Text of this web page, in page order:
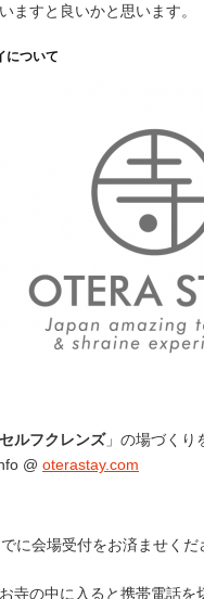
ますと良いかと思います。
について
セルフクレンズ」の場づくり
@ oterastay.com
に会場受付をお済ませくだ
寺の中に入ると携帯電話